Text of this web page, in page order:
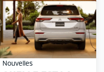
Nouvelles